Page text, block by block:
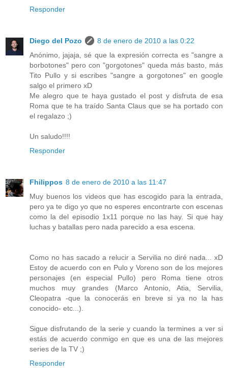
Responder
Diego del Pozo
8 de enero de 2010 a las 0:22
Anónimo, jajaja, sé que la expresión correcta es "sangre a
borbotones" pero con "gorgotones" queda más basto, más
Tito Pullo y si escribes "sangre a gorgotones" en google
salgo el primero xD
Me alegro que te haya gustado el post y disfruta de esa
Roma que te ha traído Santa Claus que se ha portado con
el regalazo ;)
Un saludo!!!!
Responder
Fhilippos 8 de enero de 2010 a las 11:47
Muy buenos los videos que has escogido para la entrada,
pero ya te digo yo que no esperes encontrarte con escenas
como la del episodio 1x11 porque no las hay. Si que hay
luchas y batallas pero nada parecido a esa escena.
Como no has sacado a relucir a Servilia no diré nada... xD
Estoy de acuerdo con en Pulo y Voreno son de los mejores
personajes (en especial Pullo) pero Roma tiene otros
muchos muy grandes (Marco Antonio, Atia, Servilia,
Cleopatra -que la conocerás en breve si ya no la has
conocido- etc...).
Sigue disfrutando de la serie y cuando la termines a ver si
estás de acuerdo conmigo en que es una de las mejores
series de la TV ;)
Responder